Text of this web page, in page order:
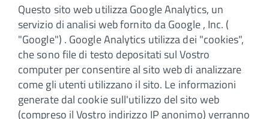
Questo sito web utilizza Google Analytics, un
servizio di analisi web fornito da Google , Inc. (
"Google") . Google Analytics utilizza dei "cookies",
che sono file di testo depositati sul Vostro
computer per consentire al sito web di analizzare
come gli utenti utilizzano il sito. Le informazioni
generate dal cookie sull'utilizzo del sito web
(compreso il Vostro indirizzo IP anonimo) verranno